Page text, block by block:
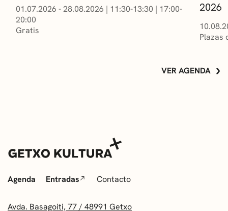
01.07.2026 - 28.08.2026 | 11:30-13:30 | 17:00-
20:00
Gratis
2026
Plazas
VER AGENDA
Agenda Entradas Contacto
Avda. Basagoiti, 77 / 48991 Getxo